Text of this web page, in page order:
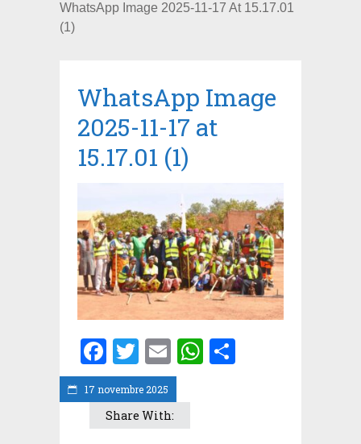
WhatsApp Image 2025-11-17 At 15.17.01
(1)
17 novembre 2025
WhatsApp Image
2025-11-17 at
15.17.01 (1)
Facebook
Twitter
EmailWhatsApp
Share With: